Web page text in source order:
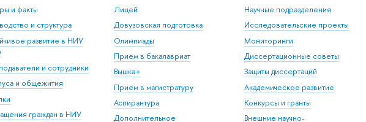
и факты
и структура
развитие в НИУ
и сотрудники
и общежития
граждан в НИУ
Лицей
Довузовская подготовка
Олимпиады
Прием в бакалавриат
Вышка+
Прием в магистратуру
Аспирантура
Дополнительное
Научные подразделения
Исследовательские проекты
Мониторинги
Диссертационные советы
Защиты диссертаций
Академическое развитие
Конкурсы и гранты
Внешние научно-